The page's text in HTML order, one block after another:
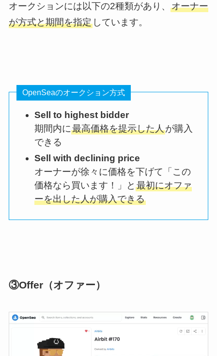
オークションには以下の2種類があり、 オーナー
が方式と期間を指定しています。
OpenSeaのオークション方式
Sell to highest bidder
期間内に最高価格を提示した人が購入
できる
Sell with declining price
オーナーが徐々に価格を下げて 「この
価格なら買います！」と 最初にオファ
ーを出した人が購入できる
③Offer（オファー）